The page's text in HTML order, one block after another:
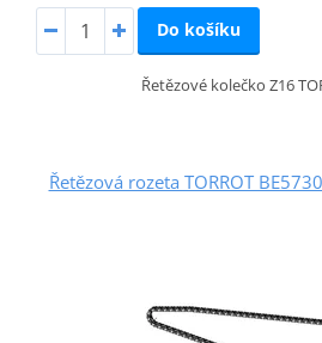
Do košíku
Řetězové kolečko Z16
Řetězová rozeta TORROT